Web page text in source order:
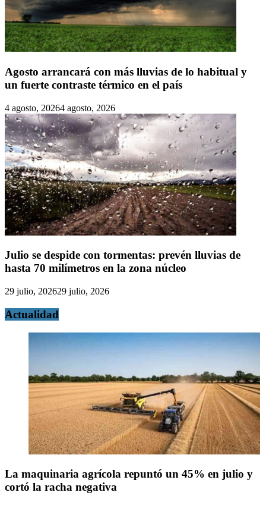
Agosto arrancará con más lluvias de lo habitual y
un fuerte contraste térmico en el país
4 agosto, 20264 agosto, 2026
Julio se despide con tormentas: prevén lluvias de
hasta 70 milímetros en la zona núcleo
29 julio, 202629 julio, 2026
Actualidad
La maquinaria agrícola repuntó un 45% en julio y
cortó la racha negativa